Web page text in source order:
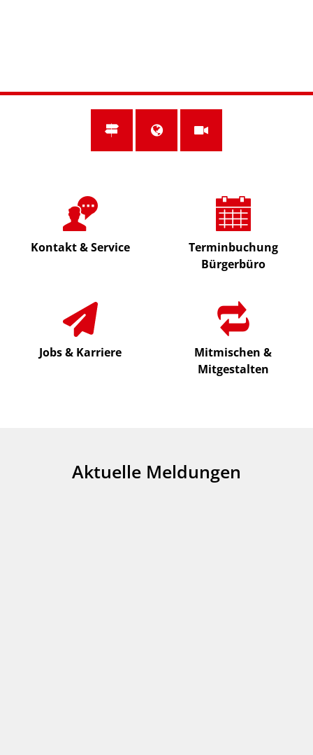
de
Kontakt & Service
Terminbuchung
Bürgerbüro
Jobs & Karriere
Mitmischen &
Mitgestalten
Aktuelle Meldungen